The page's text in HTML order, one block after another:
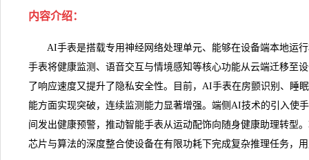
内容介绍：
AI手表是搭载专用神经网络处理单元、能够在设备端本地运
手表将健康监测、语音交互与情境感知等核心功能从云端迁移至
了响应速度又提升了隐私安全性。目前， AI手表在房颤识别、睡
能方面实现突破，连续监测能力显著增强。端侧AI技术的引入使
间发出健康预警，推动智能手表从运动配饰向随身健康助理转型
芯片与算法的深度整合使设备在有限功耗下完成复杂推理任务，